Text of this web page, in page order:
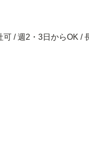
可 / 週2・3日からOK /